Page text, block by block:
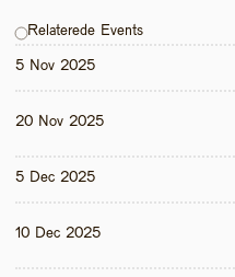
Relaterede Events
5 Nov 2025
20 Nov 2025
5 Dec 2025
10 Dec 2025